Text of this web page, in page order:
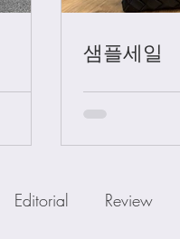
샘플세일
Editorial Review